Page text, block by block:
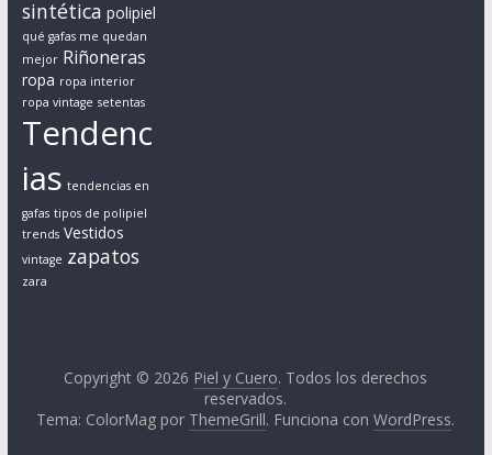
e
s
c
o
n
u
e
r
p
o
sintética polipiel
qué gafas me quedan
mejor Riñoneras
ropa ropa interior
ropa vintage setentas
Tendenc
ias tendencias en
gafas tipos de polipiel
trends Vestidos
vintage zapatos
zara
Copyright © 2026 Piel y Cuero. Todos los derechos
reservados.
Tema: ColorMag por ThemeGrill. Funciona conWordPress.